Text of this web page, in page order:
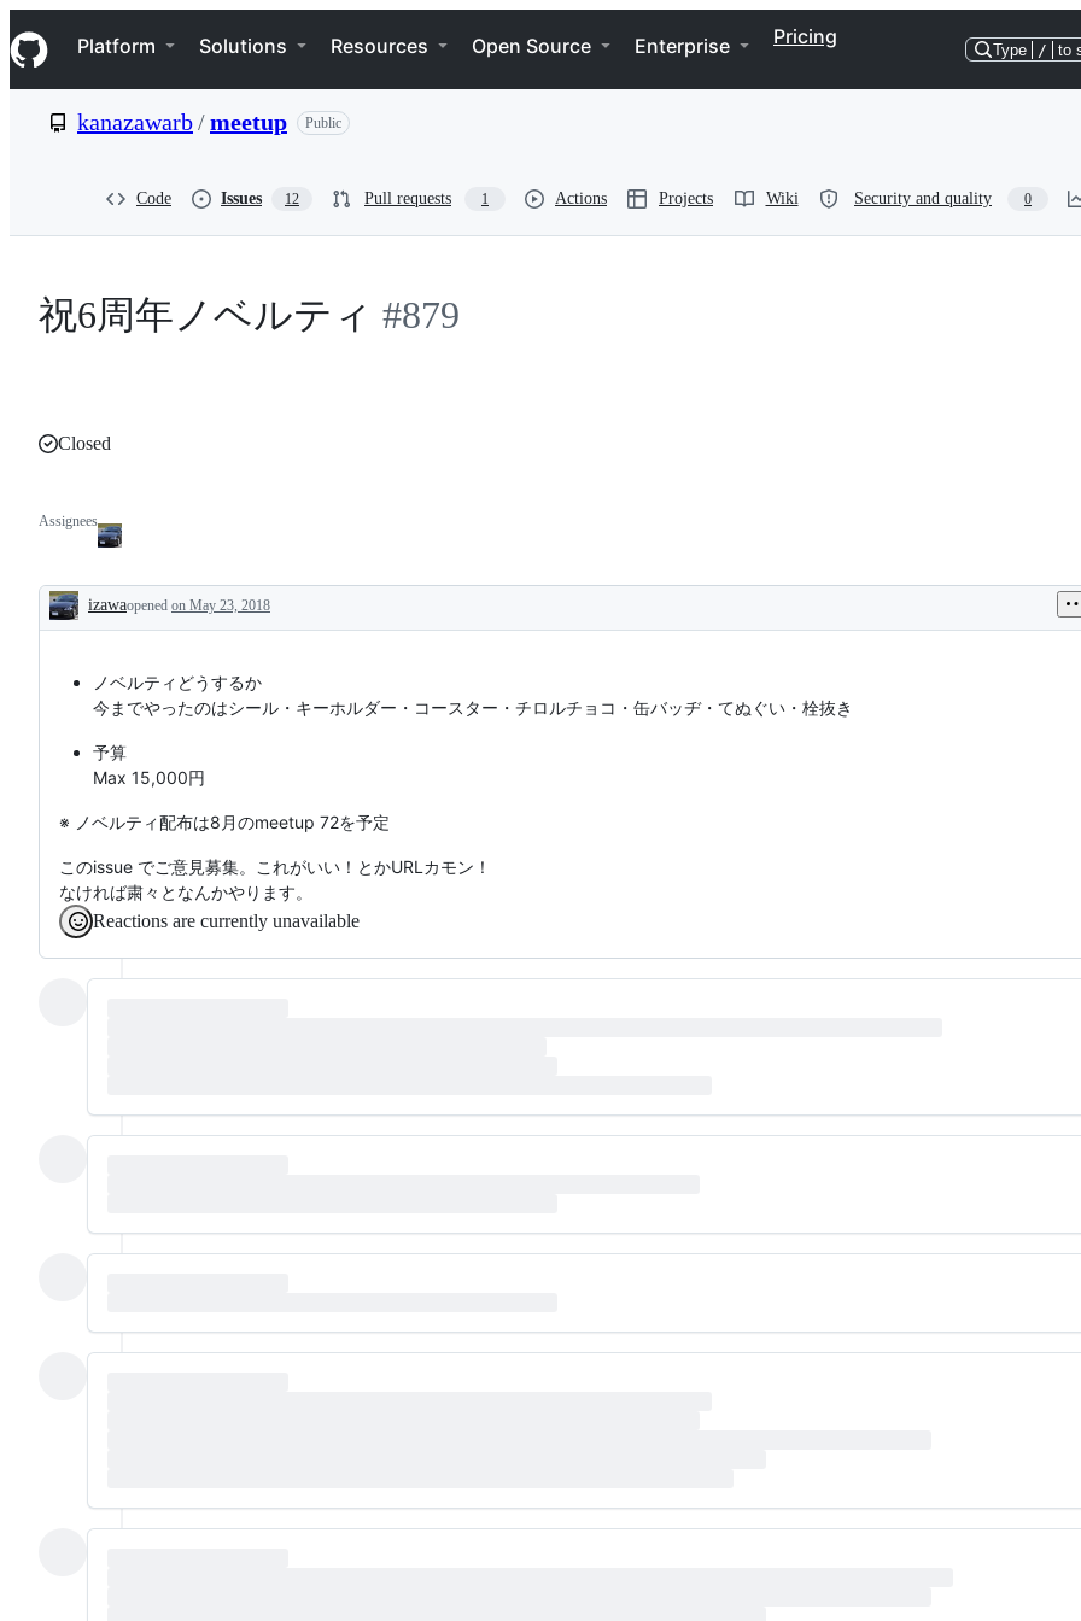
k
i
p
e
Navigation Menu
Platform Solutions Resources Open Source Enterprise Pricing
Type / to
kanazawarb/meetup Public
Code Issues 12 Pull requests 1 Actions Projects Wiki Security and quality 0
祝6周年ノベルティ #879
Closed
Assignees
Description
izawaopened on May 23, 2018
ノベルティどうするか
今までやったのはシール・キーホルダー・コースター・チロルチョコ・缶バッヂ・てぬぐい・栓抜き
予算
Max 15,000円
※ ノベルティ配布は8月のmeetup 72を予定
このissue でご意見募集。これがいい！とかURLカモン！
なければ粛々となんかやります。
Reactions are currently unavailable